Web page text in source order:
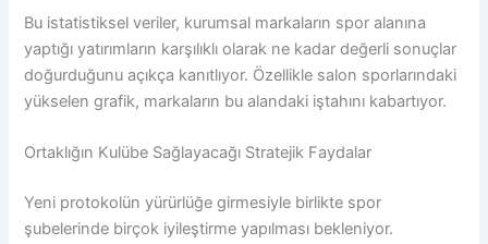
Bu istatistiksel veriler, kurumsal markaların spor alanına
yaptığı yatırımların karşılıklı olarak ne kadar değerli sonuçlar
doğurduğunu açıkça kanıtlıyor. Özellikle salon sporlarındaki
yükselen grafik, markaların bu alandaki iştahını kabartıyor.
Ortaklığın Kulübe Sağlayacağı Stratejik Faydalar
Yeni protokolün yürürlüğe girmesiyle birlikte spor
şubelerinde birçok iyileştirme yapılması bekleniyor.